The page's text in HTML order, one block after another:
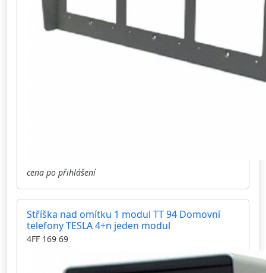
cena po přihlášení
Stříška nad omítku 1 modul TT 94 Domovní
telefony TESLA 4+n jeden modul
4FF 169 69